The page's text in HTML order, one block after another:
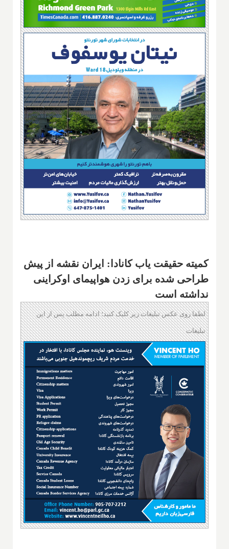
کمیته حقیقت یاب کانادا: ایران نقشه از پیش
طراحی شده برای زدن هواپیمای اوکراینی
نداشته است
لطفا روی عکس تبلیغات زیر کلیک کنید؛ ادامه مطلب پس از این
تبلیغات